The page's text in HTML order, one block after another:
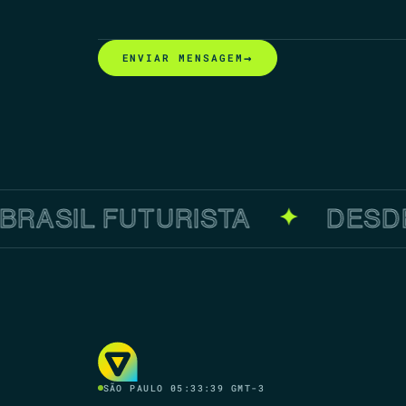
ENVIAR MENSAGEM →
FUTURISTA ✦
SÃO PAULO 05:33:39 GMT-3